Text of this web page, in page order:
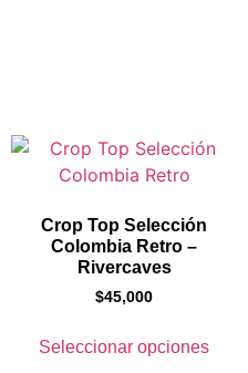
Crop Top Selección
Colombia Retro –
Rivercaves
$45,000
Seleccionar opciones